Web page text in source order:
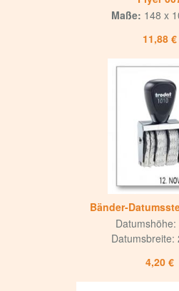
11,88 €
Maße: 148 x
Bänder-
4,20 €
Datumshöhe:
Datumsbreite: